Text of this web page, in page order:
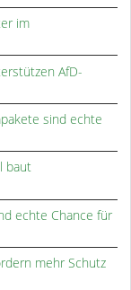
im
AfD-
sind echte
baut
echte Chance für
mehr Schutz